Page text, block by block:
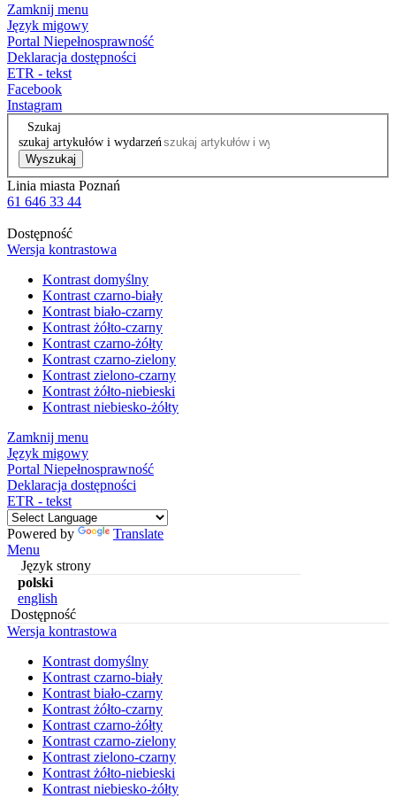
Zamknij menu
Język migowy
Portal Niepełnosprawność
Deklaracja dostępności
ETR - tekst
Facebook
Instagram
Szukaj
szukaj artykułów i wydarzeń
Wyszukaj
Linia miasta Poznań
61 646 33 44
Dostępność
Wersja kontrastowa
Kontrast domyślny
Kontrast czarno-biały
Kontrast biało-czarny
Kontrast żółto-czarny
Kontrast czarno-żółty
Kontrast czarno-zielony
Kontrast zielono-czarny
Kontrast żółto-niebieski
Kontrast niebiesko-żółty
Zamknij menu
Język migowy
Portal Niepełnosprawność
Deklaracja dostępności
ETR - tekst
Powered by
Translate
Menu
Język strony
polski
english
Dostępność
Wersja kontrastowa
Kontrast domyślny
Kontrast czarno-biały
Kontrast biało-czarny
Kontrast żółto-czarny
Kontrast czarno-żółty
Kontrast czarno-zielony
Kontrast zielono-czarny
Kontrast żółto-niebieski
Kontrast niebiesko-żółty